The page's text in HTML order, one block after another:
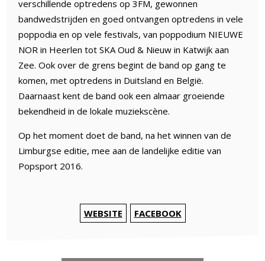
verschillende optredens op 3FM, gewonnen
bandwedstrijden en goed ontvangen optredens in vele
poppodia en op vele festivals, van poppodium NIEUWE
NOR in Heerlen tot SKA Oud & Nieuw in Katwijk aan
Zee. Ook over de grens begint de band op gang te
komen, met optredens in Duitsland en België.
Daarnaast kent de band ook een almaar groeiende
bekendheid in de lokale muziekscène.
Op het moment doet de band, na het winnen van de
Limburgse editie, mee aan de landelijke editie van
Popsport 2016.
WEBSITE FACEBOOK